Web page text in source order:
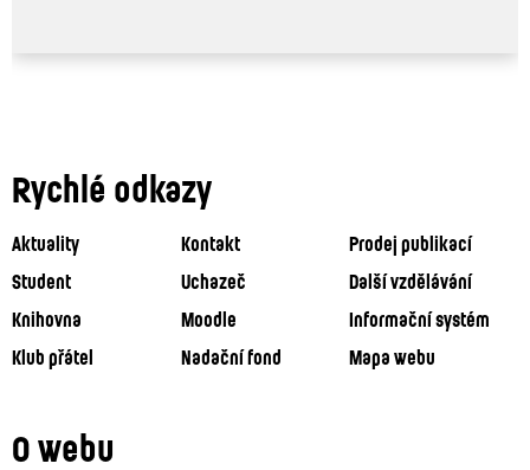
Rychlé odkazy
Aktuality Kontakt
Prodej publikací
Student
Uchazeč
Další vzdělávání
Knihovna
Moodle
Informační systém
Klub přátel
Nadační fond Mapa webu
O webu